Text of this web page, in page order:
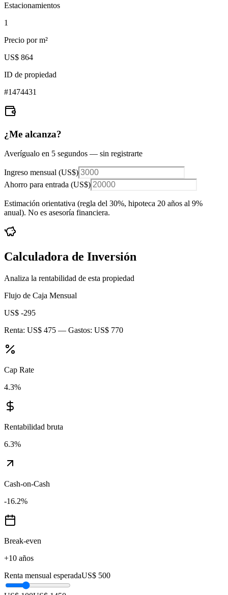
Estacionamientos
1
Precio por m²
US$ 864
ID de propiedad
#1474431
¿Me alcanza?
Averígualo en 5 segundos — sin registrarte
Ingreso mensual (US$)
Ahorro para entrada (US$)
Estimación orientativa (regla del 30%, hipoteca 20 años al 9%
anual). No es asesoría financiera.
Calculadora de Inversión
Analiza la rentabilidad de esta propiedad
Flujo de Caja Mensual
US$ -295
Renta: US$ 475 — Gastos: US$ 770
Cap Rate
4.3%
Rentabilidad bruta
6.3%
Cash-on-Cash
-16.2%
Break-even
+10 años
Renta mensual esperadaUS$ 500